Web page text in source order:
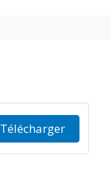
Télécharger